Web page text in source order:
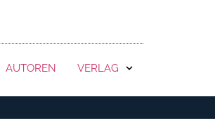
AUTOREN VERLAG